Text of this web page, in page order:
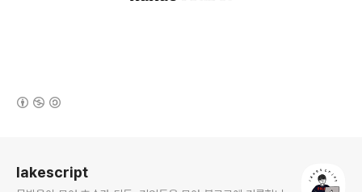
lakescript